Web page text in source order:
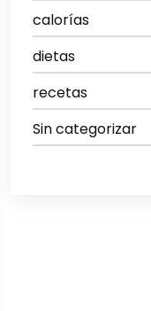
calorías
dietas
recetas
Sin categorizar